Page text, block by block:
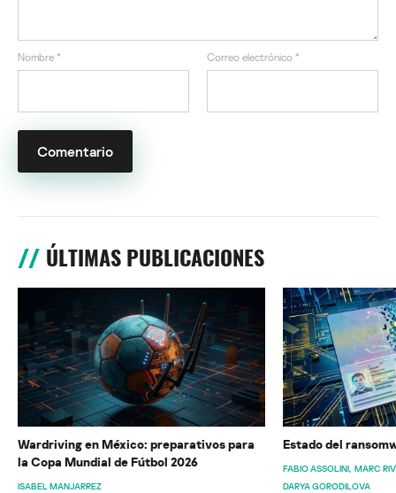
Nombre * Correo electrónico *
ÚLTIMAS PUBLICACIONES
Wardriving en México: preparativos para
la Copa Mundial de Fútbol 2026
ISABEL MANJARREZ
Estado del
FABIO ASSOLINI MARC
DARYA GORODILOVA